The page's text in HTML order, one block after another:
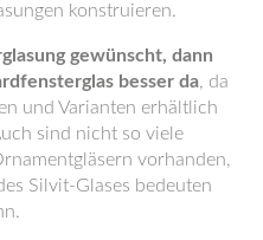
konstruieren.
gewünscht, dann
besser da, da
und Varianten erhältlich
sind nicht so viele
vorhanden,
Silvit-Glases bedeuten